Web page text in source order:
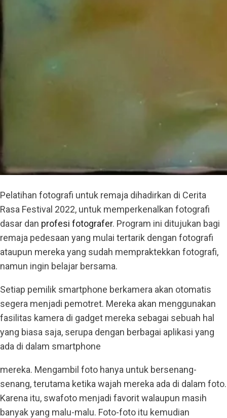
Pelatihan fotografi untuk remaja dihadirkan di Cerita
Rasa Festival 2022, untuk memperkenalkan fotografi
dasar dan profesi fotografer. Program ini ditujukan bagi
remaja pedesaan yang mulai tertarik dengan fotografi
ataupun mereka yang sudah mempraktekkan fotografi,
namun ingin belajar bersama.
Setiap pemilik smartphone berkamera akan otomatis
segera menjadi pemotret. Mereka akan menggunakan
fasilitas kamera di gadget mereka sebagai sebuah hal
yang biasa saja, serupa dengan berbagai aplikasi yang
ada di dalam smartphone
mereka. Mengambil foto hanya untuk bersenang-
senang, terutama ketika wajah mereka ada di dalam foto.
Karena itu, swafoto menjadi favorit walaupun masih
banyak yang malu-malu. Foto-foto itu kemudian